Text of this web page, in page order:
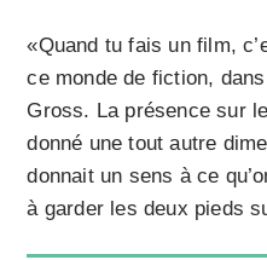
«Quand tu fais un film,
ce monde de fiction,
Gross. La présence sur
donné une tout autre
donnait un sens à ce
à garder les deux pieds